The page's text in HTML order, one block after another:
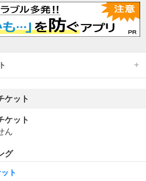
ケット
ケット
ん
グ
ト